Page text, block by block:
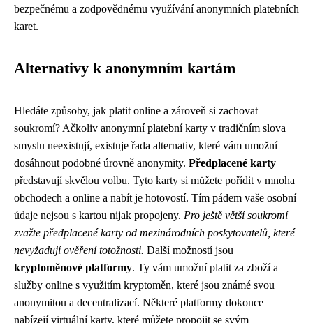
bezpečnému a zodpovědnému využívání anonymních platebních
karet.
Alternativy k anonymním kartám
Hledáte způsoby, jak platit online a zároveň si zachovat
soukromí? Ačkoliv anonymní platební karty v tradičním slova
smyslu neexistují, existuje řada alternativ, které vám umožní
dosáhnout podobné úrovně anonymity. Předplacené karty
představují skvělou volbu. Tyto karty si můžete pořídit v mnoha
obchodech a online a nabít je hotovostí. Tím pádem vaše osobní
údaje nejsou s kartou nijak propojeny. Pro ještě větší soukromí
zvažte předplacené karty od mezinárodních poskytovatelů, které
nevyžadují ověření totožnosti. Další možností jsou
kryptoměnové platformy. Ty vám umožní platit za zboží a
služby online s využitím kryptoměn, které jsou známé svou
anonymitou a decentralizací. Některé platformy dokonce
nabízejí virtuální karty, které můžete propojit se svým